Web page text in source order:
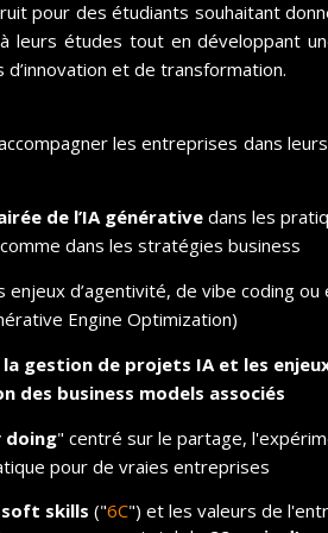
pour des étudiants souhaitant
leurs études tout en développant
et de transformation.
les entreprises dans
de l’IA générativedans les
dans les stratégies business
d’agentivité, de vibe coding ou
Engine Optimization)
la gestion de projets IA et les
des business models associés
doing" centré sur le partage,
pour de vraies entreprises
soft skills ("6C") et les valeurs de
les
Un double
pour